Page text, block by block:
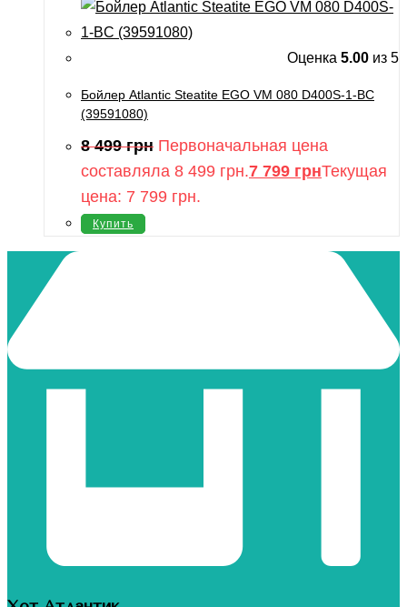
Оценка 5.00 из 5
Бойлер Atlantic Steatite EGO VM 080 D400S-1-BC
(39591080)
8 499грн Первоначальная цена
составляла 8 499 грн.7 799 грнТекущая
цена: 7 799 грн.
Купить